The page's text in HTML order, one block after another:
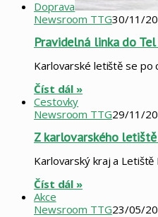
Doprava
Newsroom TTG30/11/
Pravidelná linka do
Karlovarské letiště se po
Číst dál »
Cestovky
Newsroom TTG29/11/
Z karlovarského
Karlovarský kraj a
Číst dál »
Akce
Newsroom TTG23/05/